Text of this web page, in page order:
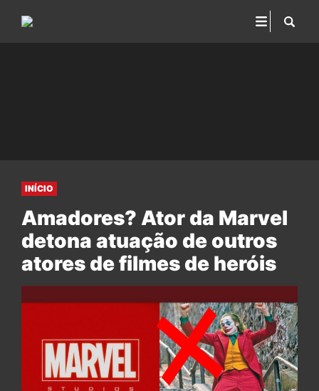
INÍCIO
Amadores? Ator da Marvel
detona atuação de outros
atores de filmes de heróis